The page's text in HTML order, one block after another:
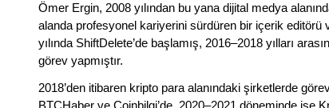
Ömer Ergin, 2008 yılından bu yana dijital medya
alanda profesyonel kariyerini sürdüren bir içerik
yılında ShiftDelete’de başlamış, 2016–2018 yılları
görev yapmıştır.
2018’den itibaren kripto para alanındaki şirketlerde
BTCHaber ve Coinbilgi’de, 2020–2021 döneminde ise